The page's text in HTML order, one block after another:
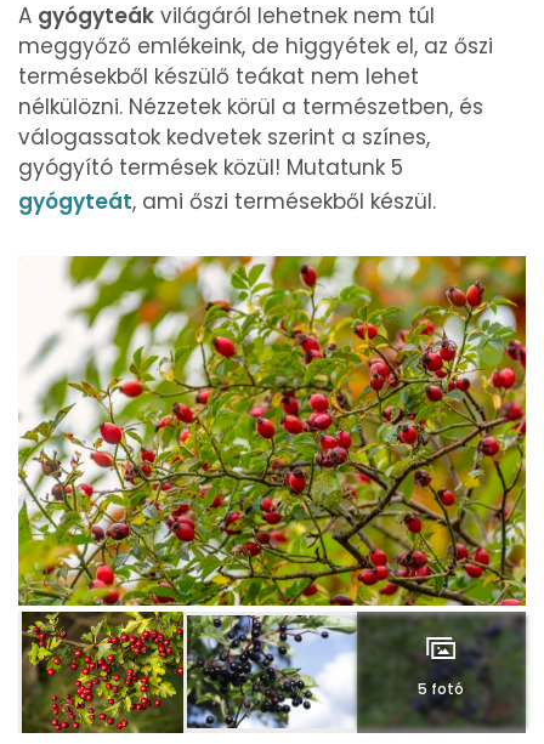
A gyógyteák világáról lehetnek nem túl
meggyőző emlékeink, de higgyétek el, az őszi
termésekből készülő teákat nem lehet
nélkülözni. Nézzetek körül a természetben, és
válogassatok kedvetek szerint a színes,
gyógyító termések közül! Mutatunk 5
gyógyteát, ami őszi termésekből készül.
5 fotó